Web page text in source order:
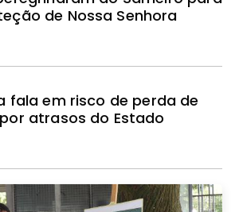
de Nossa Senhora
fala em risco de perda de
atrasos do Estado